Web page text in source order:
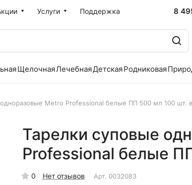
Услуги Поддержка 8
ЩелочнаяЛечебнаяДетскаяРодниковая
Metro Professional белые ПП 500 мл 100 шт.
Тарелки суповые
Professional белые
0 Нет отзывов Арт. 0032083